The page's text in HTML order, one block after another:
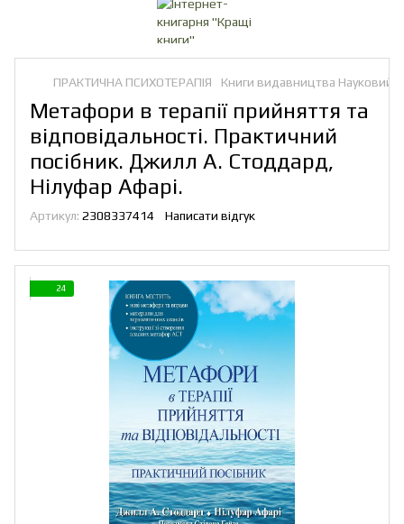
ПРАКТИЧНА ПСИХОТЕРАПІЯ Книги видавництва Науковий
Метафори в терапії прийняття та
відповідальності. Практичний
посібник. Джилл А. Стоддард,
Нілуфар Афарі.
Артикул: 2308337414 Написати відгук
24